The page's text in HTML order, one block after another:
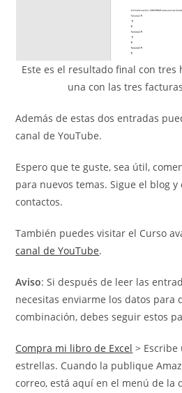
Este es el resultado final con tres
una con las tres
Además de estas dos entradas
canal de YouTube.
Espero que te guste, sea útil,
para nuevos temas. Sigue el blog
contactos.
También puedes visitar el Curso
canal de YouTube.
Aviso: Si después de leer las
necesitas enviarme los datos para
combinación, debes seguir estos
Compra mi libro de Excel > Escribe
estrellas. Cuando la publique
correo, está aquí en el menú de la